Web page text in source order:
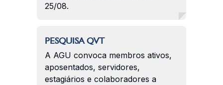
25/08.
PESQUISA QVT
A AGU convoca membros ativos,
aposentados, servidores,
estagiários e colaboradores a